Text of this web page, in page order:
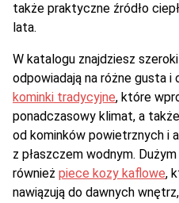
także praktyczne źródło
lata.
W katalogu znajdziesz
odpowiadają na różne gusta i
kominki tradycyjne, które
ponadczasowy klimat, a
od kominków powietrznych i
z płaszczem wodnym.
również piece kozy kaflowe,
nawiązują do dawnych